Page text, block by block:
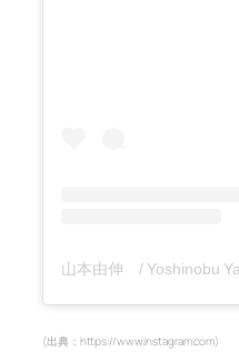
(出典：https://www.instagram.com)